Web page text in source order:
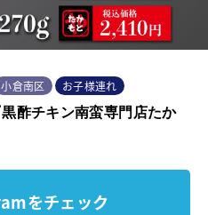
小倉南区
お子様連れ
酢チキン南蛮専門店たか
をチェック